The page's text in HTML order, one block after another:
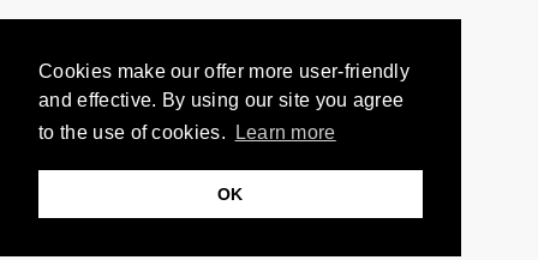
Cookies make our offer more user-friendly
and effective. By using our site you agree
to the use of cookies.
Learn more
OK